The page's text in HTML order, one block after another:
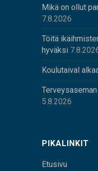
Mikä on ollut
7.8.2026
Töitä
hyväksi
Koulutaival
5.8.2026
PIKALINKIT
Etusivu